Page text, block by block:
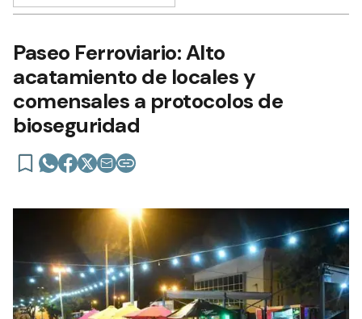
Paseo Ferroviario: Alto
acatamiento de locales y
comensales a protocolos de
bioseguridad